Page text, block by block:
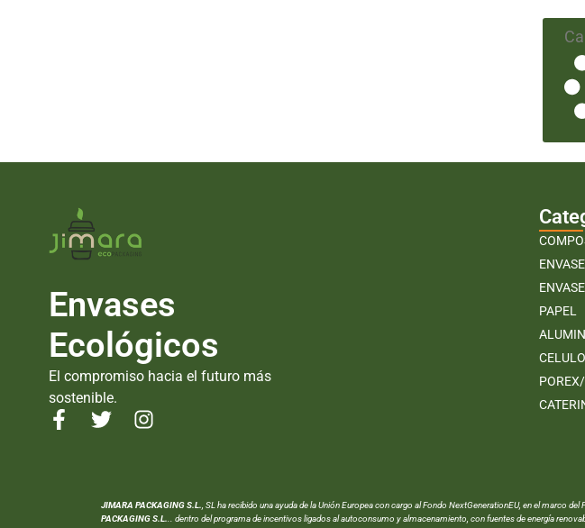
Envases
Ecológicos
El compromiso hacia el futuro más
sostenible.
PAPEL
JIMARA PACKAGING S.L., SL ha recibido una ayuda de la Unión Europea con cargo al Fondo NextGenerationEU, en el marco
PACKAGING S.L... dentro del programa de incentivos ligados al autoconsumo y almacenamiento, con fuentes de energía